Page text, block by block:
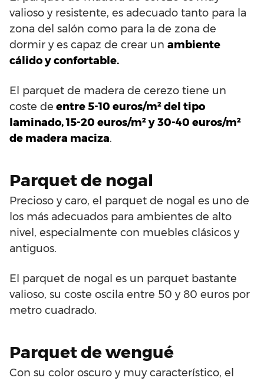
valioso y resistente, es adecuado tanto para la
zona del salón como para la de zona de
dormir y es capaz de crear un ambiente
cálido y confortable.
El parquet de madera de cerezo tiene un
coste de entre 5-10 euros/m² del tipo
laminado, 15-20 euros/m² y 30-40 euros/m²
de madera maciza.
Parquet de nogal
Precioso y caro, el parquet de nogal es uno de
los más adecuados para ambientes de alto
nivel, especialmente con muebles clásicos y
antiguos.
El parquet de nogal es un parquet bastante
valioso, su coste oscila entre 50 y 80 euros por
metro cuadrado.
Parquet de wengué
Con su color oscuro y muy característico, el